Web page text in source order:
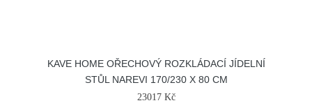
KAVE HOME OŘECHOVÝ ROZKLÁDACÍ JÍDELNÍ
STŮL NAREVI 170/230 X 80 CM
23017 Kč